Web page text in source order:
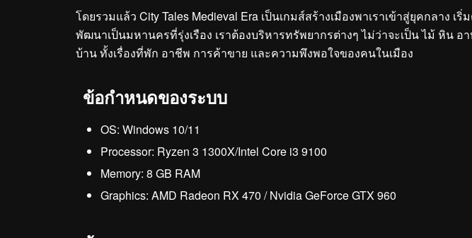
โดยรวมแล้ว City Tales Medieval Era เป็นเกมส์สร้างเมืองพาเราเข้าสู่ยุคกลาง เ
พัฒนาเป็นมหานครที่รุ่งเรือง เราต้องบริหารทรัพยากรต่างๆ ไม่ว่าจะเป็น ไม้ หิน
บ้าน ทั้งเรื่องที่พัก อาชีพ การค้าขาย และความพึงพอใจของคนในเมือง
ข้อกำหนดของระบบ
OS: Windows 10/11
Processor: Ryzen 3 1300X/Intel Core i3 9100
Memory: 8 GB RAM
Graphics: AMD Radeon RX 470 / Nvidia GeForce GTX 960